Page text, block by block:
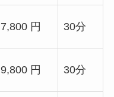
7,800 円 30分
9,800 円 30分